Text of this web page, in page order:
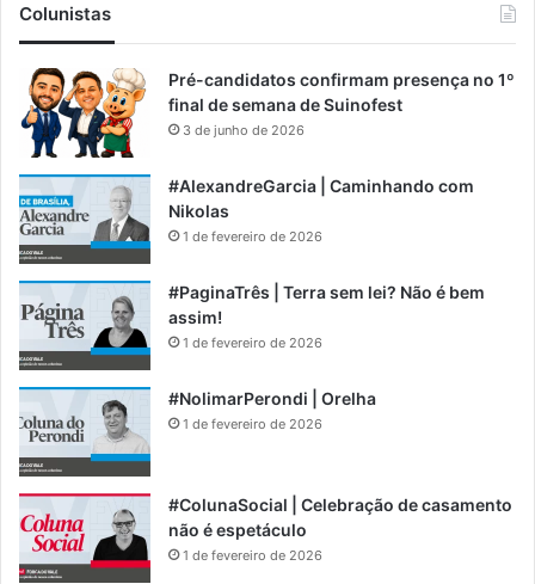
Colunistas
Pré-candidatos confirmam presença no 1º
final de semana de Suinofest
3 de junho de 2026
#AlexandreGarcia | Caminhando com
Nikolas
1 de fevereiro de 2026
#PaginaTrês | Terra sem lei? Não é bem
assim!
1 de fevereiro de 2026
#NolimarPerondi | Orelha
1 de fevereiro de 2026
#ColunaSocial | Celebração de casamento
não é espetáculo
1 de fevereiro de 2026